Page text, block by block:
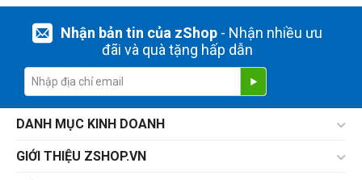
Nhận bản tin của zShop- Nhận nhiều ưu
đãi và quà tặng hấp dẫn
DANH MỤC KINH DOANH
GIỚI THIỆU ZSHOP.VN